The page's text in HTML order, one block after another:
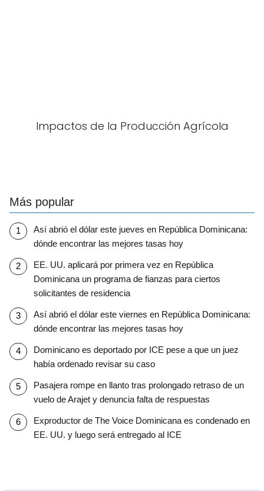
Impactos de la Producción Agrícola
Más popular
Así abrió el dólar este jueves en República Dominicana:
dónde encontrar las mejores tasas hoy
EE. UU. aplicará por primera vez en República
Dominicana un programa de fianzas para ciertos
solicitantes de residencia
Así abrió el dólar este viernes en República Dominicana:
dónde encontrar las mejores tasas hoy
Dominicano es deportado por ICE pese a que un juez
había ordenado revisar su caso
Pasajera rompe en llanto tras prolongado retraso de un
vuelo de Arajet y denuncia falta de respuestas
Exproductor de The Voice Dominicana es condenado en
EE. UU. y luego será entregado al ICE